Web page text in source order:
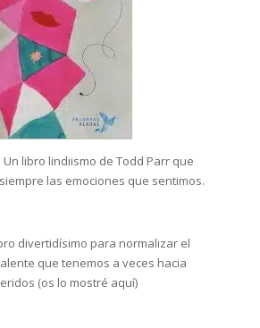
Un libro lindiismo de Todd Parr que
las emociones que sentimos.
divertidísimo para normalizar el
que tenemos a veces hacia
(os lo mostré aquí)